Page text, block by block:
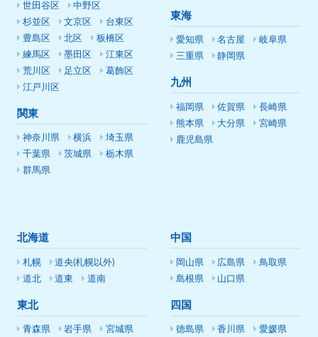
世田谷区
中野区
杉並区
文京区
台東区
豊島区
北区
板橋区
練馬区
墨田区
江東区
荒川区
足立区
葛飾区
江戸川区
関東
神奈川県 横浜
埼玉県
千葉県
茨城県
栃木県
群馬県
東海
愛知県 名古屋
岐阜県
三重県
静岡県
九州
福岡県 佐賀県
長崎県
熊本県
大分県
宮崎県
鹿児島県
北海道
札幌
道央(札幌以外)
道北
道東 道南
東北
青森県 岩手県
宮城県
中国
岡山県 広島県
鳥取県
島根県
山口県
四国
徳島県 香川県
愛媛県